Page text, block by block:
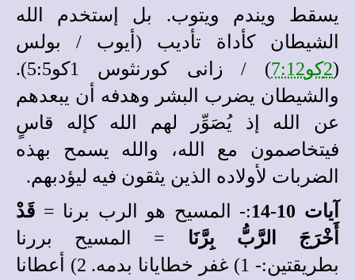
يسقط ويندم ويتوب. بل إستخدم الله
الشيطان كأداة تأديب (أيوب / بولس
(2كو7:12
) / زانى كورنثوس 1كو5:5).
والشيطان يضرب البشر وهدفه أن يبعدهم
عن الله إذ يُصَوِّر لهم الله كإله قاسٍ
فيتخاصمون مع الله، والله يسمح بهذه
الضربات لأولاده الذين يثقون فيه ليؤدبهم.
آيات 10-14
:- المسيح هو الرب برنا = قَدْ
أَخْرَجَ الرَّبُّ بِرَّنَا = المسيح بررنا
بطريقتين:- 1) غفر خطايانا بدمه. 2) أعطانا